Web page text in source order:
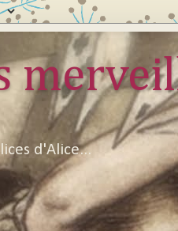
d'Alice...